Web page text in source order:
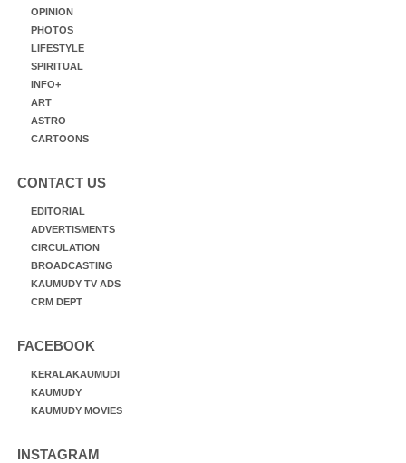
OPINION
PHOTOS
LIFESTYLE
SPIRITUAL
INFO+
ART
ASTRO
CARTOONS
CONTACT US
EDITORIAL
ADVERTISMENTS
CIRCULATION
BROADCASTING
KAUMUDY TV ADS
CRM DEPT
FACEBOOK
KERALAKAUMUDI
KAUMUDY
KAUMUDY MOVIES
INSTAGRAM